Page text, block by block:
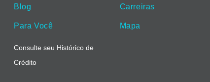
Blog
Para Você
Consulte seu Histórico de
Crédito
Carreiras
Mapa